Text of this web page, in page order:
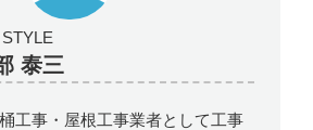
泰三
工事・屋根工事業者として工事